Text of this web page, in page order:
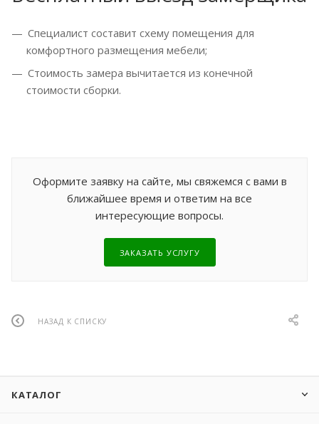
Специалист составит схему помещения для
комфортного размещения мебели;
Стоимость замера вычитается из конечной
стоимости сборки.
Оформите заявку на сайте, мы свяжемся с вами в
ближайшее время и ответим на все
интересующие вопросы.
ЗАКАЗАТЬ УСЛУГУ
НАЗАД К СПИСКУ
КАТАЛОГ